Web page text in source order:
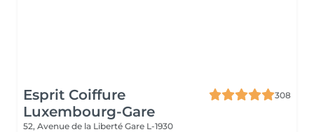
Esprit Coiffure
Luxembourg-Gare
308
52, Avenue de la Liberté Gare L-1930